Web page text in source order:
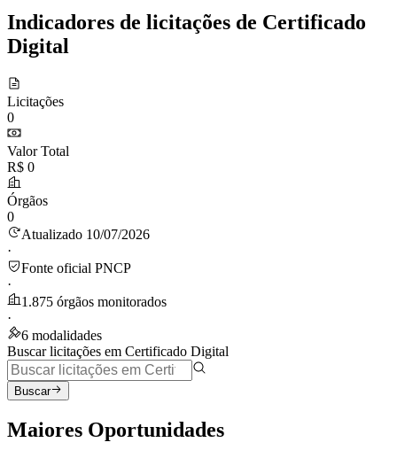
Indicadores de licitações de Certificado
Digital
Licitações
0
Valor Total
R$ 0
Órgãos
0
Atualizado 10/07/2026
·
Fonte oficial PNCP
·
1.875 órgãos monitorados
·
6 modalidades
Buscar licitações em Certificado Digital
Buscar
Maiores Oportunidades